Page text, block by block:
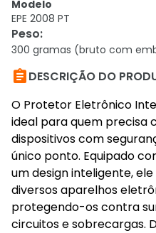
Modelo
EPE 2008 PT
Peso:
300 gramas (bruto com
DESCRIÇÃO DO
O Protetor Eletrônico
ideal para quem precisa
dispositivos com
único ponto. Equipado
um design inteligente,
diversos aparelhos
protegendo-os contra
circuitos e sobrecargas.